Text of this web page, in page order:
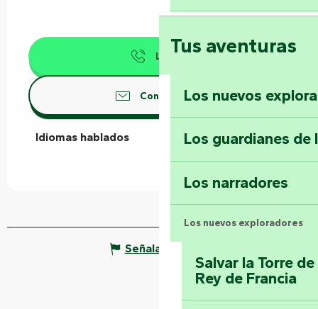
Tus aventuras
Los nuevos
Los guardianes de
Los narradores
Los nuevos exploradores
Salvar la Torre
Rey de Francia
Llamar
Contáctenos
Idiomas hablados
Idiomas hablados
Señalar un error